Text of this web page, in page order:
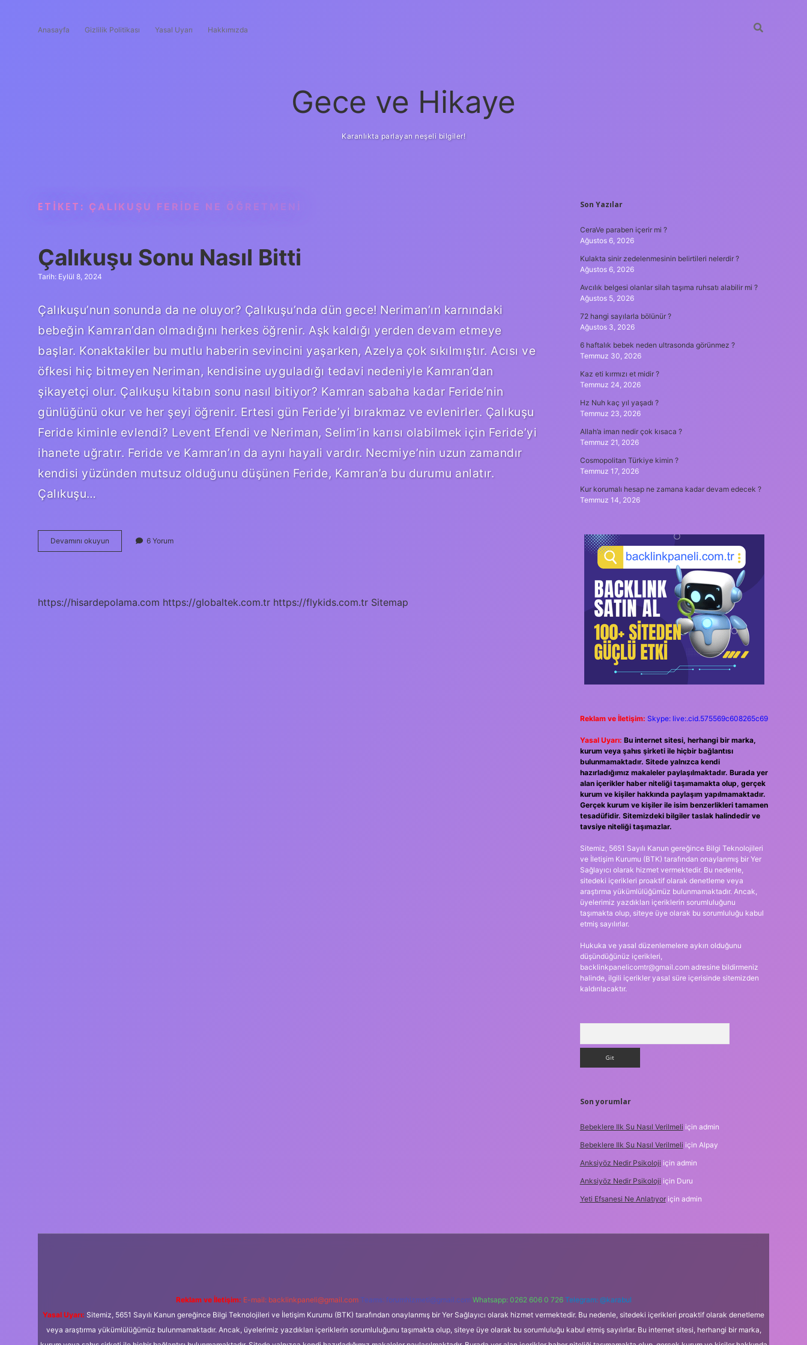
Anasayfa Gizlilik Politikası Yasal Uyarı Hakkımızda
Gece ve Hikaye
Karanlıkta parlayan neşeli bilgiler!
ETIKET: ÇALIKUŞU FERIDE NE ÖĞRETMENI
Çalıkuşu Sonu Nasıl Bitti
Tarih: Eylül 8, 2024
Çalıkuşu’nun sonunda da ne oluyor? Çalıkuşu’nda dün gece! Neriman’ın karnındaki
bebeğin Kamran’dan olmadığını herkes öğrenir. Aşk kaldığı yerden devam etmeye
başlar. Konaktakiler bu mutlu haberin sevincini yaşarken, Azelya çok sıkılmıştır. Acısı ve
öfkesi hiç bitmeyen Neriman, kendisine uyguladığı tedavi nedeniyle Kamran’dan
şikayetçi olur. Çalıkuşu kitabın sonu nasıl bitiyor? Kamran sabaha kadar Feride’nin
günlüğünü okur ve her şeyi öğrenir. Ertesi gün Feride’yi bırakmaz ve evlenirler. Çalıkuşu
Feride kiminle evlendi? Levent Efendi ve Neriman, Selim’in karısı olabilmek için Feride’yi
ihanete uğratır. Feride ve Kamran’ın da aynı hayali vardır. Necmiye’nin uzun zamandır
kendisi yüzünden mutsuz olduğunu düşünen Feride, Kamran’a bu durumu anlatır.
Çalıkuşu…
Devamını okuyun Çalıkuşu
Sonu
6 Yorum
https://hisardepolama.com https://globaltek.com.tr https://flykids.com.tr Sitemap
SIDEBAR
Son Yazılar
CeraVe paraben içerir mi ?
Ağustos 6, 2026
Kulakta sinir zedelenmesinin belirtileri nelerdir ?
Ağustos 6, 2026
Avcılık belgesi olanlar silah taşıma ruhsatı alabilir mi ?
Ağustos 5, 2026
72 hangi sayılarla bölünür ?
Ağustos 3, 2026
6 haftalık bebek neden ultrasonda görünmez ?
Temmuz 30, 2026
Kaz eti kırmızı et midir ?
Temmuz 24, 2026
Hz Nuh kaç yıl yaşadı ?
Temmuz 23, 2026
Allah’a iman nedir çok kısaca ?
Temmuz 21, 2026
Cosmopolitan Türkiye kimin ?
Temmuz 17, 2026
Kur korumalı hesap ne zamana kadar devam edecek ?
Temmuz 14, 2026
Reklam ve İletişim: Skype: live:.cid.575569c608265c69
Yasal Uyarı: Bu internet sitesi, herhangi bir marka,
kurum veya şahıs şirketi ile hiçbir bağlantısı
bulunmamaktadır. Sitede yalnızca kendi
hazırladığımız makaleler paylaşılmaktadır. Burada yer
alan içerikler haber niteliği taşımamakta olup, gerçek
kurum ve kişiler hakkında paylaşım yapılmamaktadır.
Gerçek kurum ve kişiler ile isim benzerlikleri tamamen
tesadüfidir. Sitemizdeki bilgiler taslak halindedir ve
tavsiye niteliği taşımazlar.
Sitemiz, 5651 Sayılı Kanun gereğince Bilgi Teknolojileri
ve İletişim Kurumu (BTK) tarafından onaylanmış bir Yer
Sağlayıcı olarak hizmet vermektedir. Bu nedenle,
sitedeki içerikleri proaktif olarak denetleme veya
araştırma yükümlülüğümüz bulunmamaktadır. Ancak,
üyelerimiz yazdıkları içeriklerin sorumluluğunu
taşımakta olup, siteye üye olarak bu sorumluluğu kabul
etmiş sayılırlar.
Hukuka ve yasal düzenlemelere aykırı olduğunu
düşündüğünüz içerikleri,
backlinkpanelicomtr@gmail.comadresine bildirmeniz
halinde, ilgili içerikler yasal süre içerisinde sitemizden
kaldırılacaktır.
Son yorumlar
Bebeklere Ilk Su Nasıl Verilmeli için admin
Bebeklere Ilk Su Nasıl Verilmeli için Alpay
Anksiyöz Nedir Psikoloji için admin
Anksiyöz Nedir Psikoloji için Duru
Yeti Efsanesi Ne Anlatıyoriçin admin
Reklam ve İletişim: E-mail: backlinkpaneli@gmail.com Teams: forumhizmeti@gmail.com Whatsapp: 0262 606 0 726 Telegram: @karabul
Yasal Uyarı: Sitemiz, 5651 Sayılı Kanun gereğince Bilgi Teknolojileri ve İletişim Kurumu (BTK) tarafından onaylanmış bir Yer Sağlayıcı olarak hizmet vermektedir. Bu nedenle, sitedeki içerikleri proaktif olarak denetleme
veya araştırma yükümlülüğümüz bulunmamaktadır. Ancak, üyelerimiz yazdıkları içeriklerin sorumluluğunu taşımakta olup, siteye üye olarak bu sorumluluğu kabul etmiş sayılırlar. Bu internet sitesi, herhangi bir marka,